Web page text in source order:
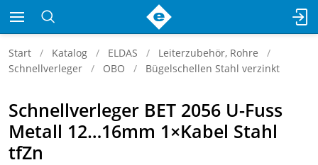
Start Katalog ELDAS
Leiterzubehör, Rohre
Schnellverleger
OBO Bügelschellen Stahl verzinkt
Schnellverleger BET 2056 U-Fuss
Metall 12…16mm 1×Kabel Stahl
tfZn